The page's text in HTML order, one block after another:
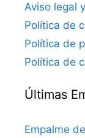
Aviso legal
Política de
Política de
Política de
Últimas
Empalme